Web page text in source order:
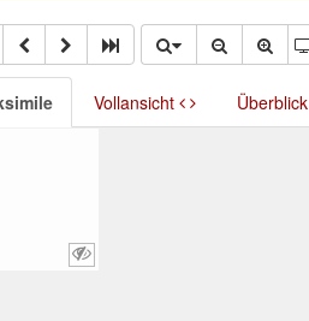
Vollansicht Überblick